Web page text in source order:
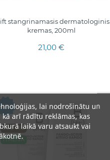
stangrinamasis dermatologinis
kremas, 200ml
21,00 €
300 ML
ITĀLIJA
lai nodrošinātu un
arī rādītu reklāmas, kas
laikā varu atsaukt vai